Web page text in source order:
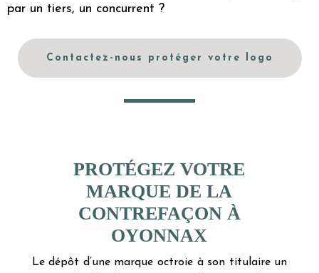
par un tiers, un concurrent ?
Contactez-nous protéger votre logo
PROTÉGEZ VOTRE
MARQUE DE LA
CONTREFAÇON À
OYONNAX
Le dépôt d’une marque octroie à son titulaire un